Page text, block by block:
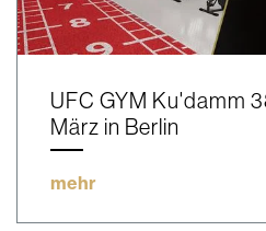
UFC GYM Ku'damm
März in Berlin
mehr